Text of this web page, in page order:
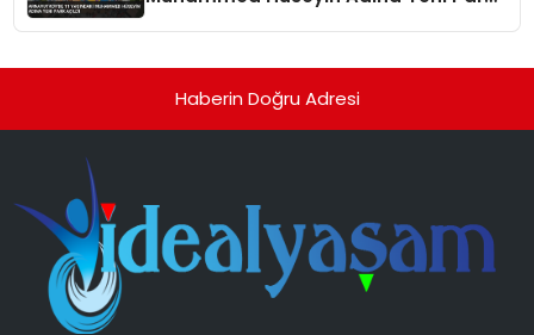
Haberin Doğru Adresi